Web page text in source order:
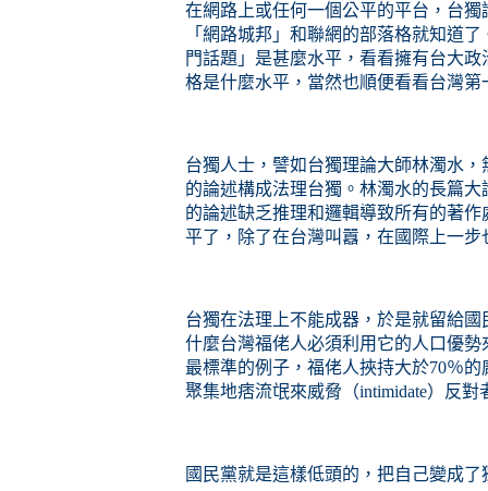
在網路上或任何一個公平的平台，台
「網路城邦」和聯網的部落格就知道
門話題」是甚麼水平，看看擁有台大
格是什麼水平，當然也順便看看台灣
台獨人士，譬如台獨理論大師林濁水
的論述構成法理台獨。林濁水的長篇
的論述缺乏推理和邏輯導致所有的著
平了，除了在台灣叫囂，在國際上一步
台獨在法理上不能成器， 於是就留給國
什麼台灣福佬人必須利用它的人口優
最標準的例子，福佬人挾持大於70％
聚集地痞流氓來威脅（intimidate）反
國民黨就是這樣低頭的，把自己變成